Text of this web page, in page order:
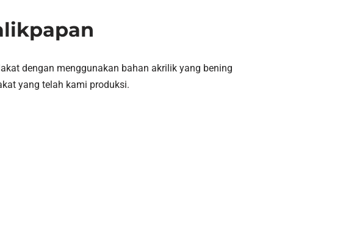
dengan menggunakan bahan akrilik yang bening
yang telah kami produksi.